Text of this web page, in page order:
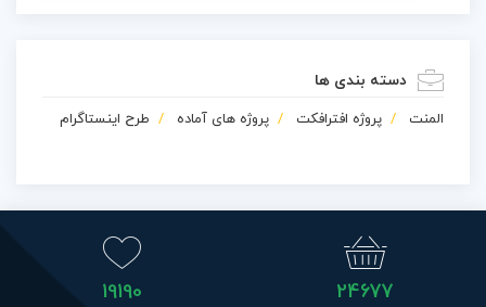
دسته بندی ها
المنت پروژه افترافکت پروژه های آماده طرح اینستاگرام
24677
19190